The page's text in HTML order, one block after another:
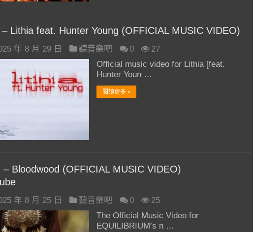
Lithia feat. Hunter Young (OFFICIAL MUSIC VIDEO)
年 8 月 29 日 聽音樂吧 0
27
Official music video for Lithia [feat.
Hunter Youn …
閱讀更多 »
– Bloodwood (OFFICIAL MUSIC VIDEO)
年 8 月 25 日 聽音樂吧 0
25
The Official Music Video for
EQUILIBRIUM’s n …